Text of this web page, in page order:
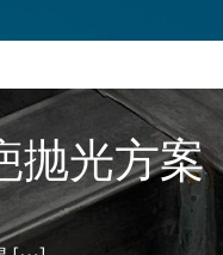
抛光方案